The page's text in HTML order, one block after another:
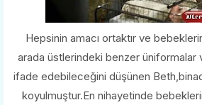
Hepsinin amacı ortaktır ve
arada üstlerindeki benzer üniformalar
ifade edebileceğini düşünen
koyulmuştur.En nihayetinde